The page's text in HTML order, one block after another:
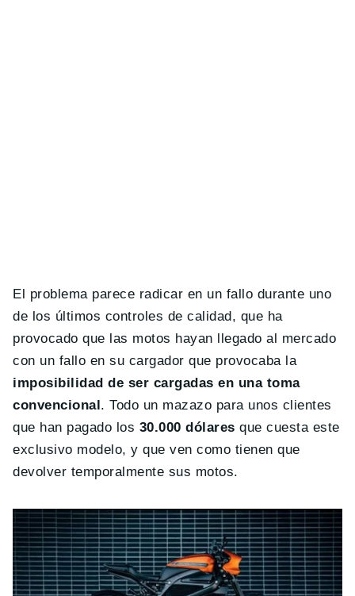
El problema parece radicar en un fallo durante uno
de los últimos controles de calidad, que ha
provocado que las motos hayan llegado al mercado
con un fallo en su cargador que provocaba la
imposibilidad de ser cargadas en una toma
convencional . Todo un mazazo para unos clientes
que han pagado los 30.000 dólares que cuesta este
exclusivo modelo, y que ven como tienen que
devolver temporalmente sus motos.